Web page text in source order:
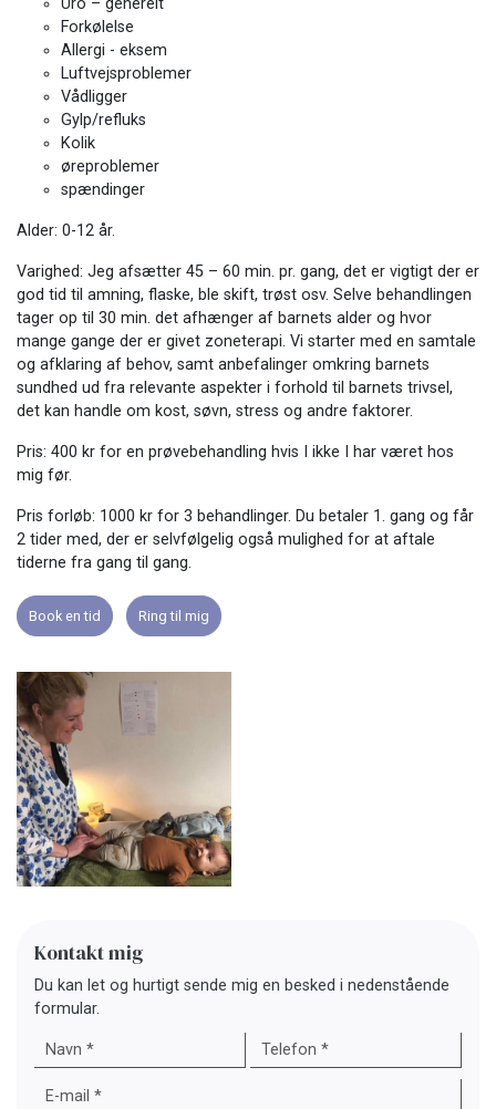
Uro – generelt
Forkølelse
Allergi - eksem
Luftvejsproblemer
Vådligger
Gylp/refluks
Kolik
øreproblemer
spændinger
Alder: 0-12 år.
Varighed: Jeg afsætter 45 – 60 min. pr. gang, det er vigtigt der er
god tid til amning, flaske, ble skift, trøst osv. Selve behandlingen
tager op til 30 min. det afhænger af barnets alder og hvor
mange gange der er givet zoneterapi. Vi starter med en samtale
og afklaring af behov, samt anbefalinger omkring barnets
sundhed ud fra relevante aspekter i forhold til barnets trivsel,
det kan handle om kost, søvn, stress og andre faktorer.
Pris: 400 kr for en prøvebehandling hvis I ikke I har været hos
mig før.
Pris forløb: 1000 kr for 3 behandlinger. Du betaler 1. gang og får
2 tider med, der er selvfølgelig også mulighed for at aftale
tiderne fra gang til gang.
Book en tid Ring til mig
Kontakt mig
Du kan let og hurtigt sende mig en besked i nedenstående
formular.